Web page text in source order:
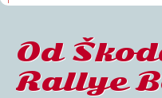
Od
Rallye